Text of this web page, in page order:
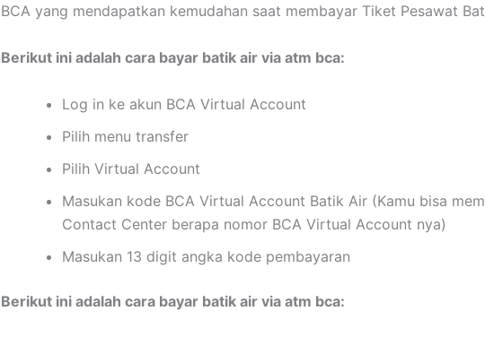
BCA yang mendapatkan kemudahan saat membayar Tiket Pesawat
Berikut ini adalah cara bayar batik air via atm bca:
Log in ke akun BCA Virtual Account
Pilih menu transfer
Pilih Virtual Account
Masukan kode BCA Virtual Account Batik Air (Kamu bisa
Contact Center berapa nomor BCA Virtual Account nya)
Masukan 13 digit angka kode pembayaran
Berikut ini adalah cara bayar batik air via atm bca: